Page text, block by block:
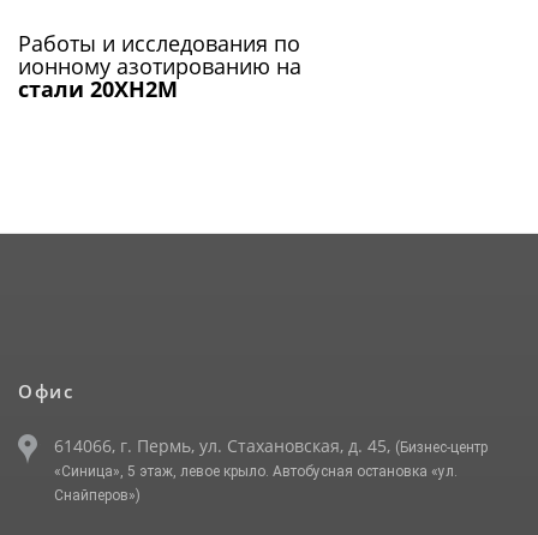
Работы и исследования по
ионному азотированию на
стали 20ХН2М
Офис
614066, г. Пермь, ул. Стахановская, д. 45, (Бизнес-центр
«Синица», 5 этаж, левое крыло. Автобусная остановка «ул.
Снайперов»)